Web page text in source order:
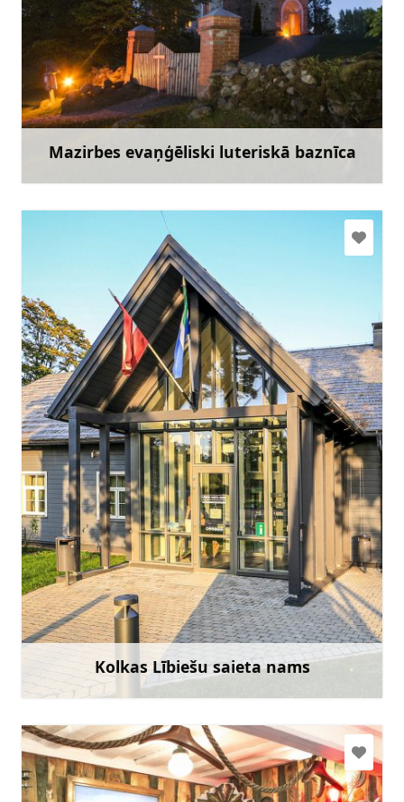
Mazirbes evaņģēliski luteriskā baznīca
+371 29463028
Doties
Kolkas Lībiešu saieta nams
tic.kolka@talsi.lv, lsn@kolka.lv
+371 29402093
Doties
Uzzināt vairāk